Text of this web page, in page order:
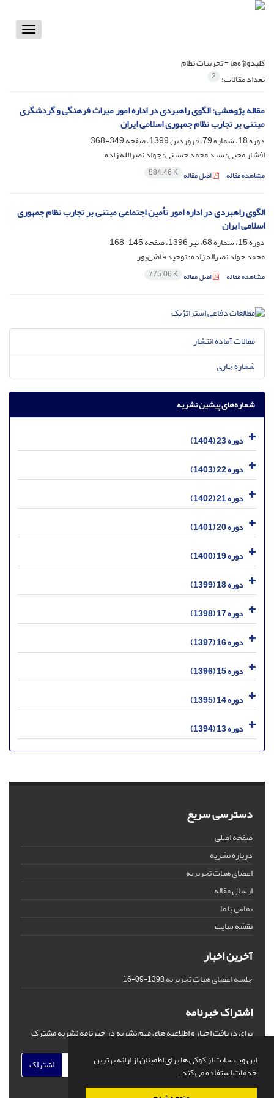
این وب سایت از کوکی ها برای اطمینان از ارائه بهترین
خدمات استفاده می کند.
Toggle
کلیدواژه‌ها =تجربیات نظام
تعداد مقالات: 2
مقاله پژوهشی: الگوی راهبردی در اداره امور میراث فرهنگی و گردشگری
مبتنی بر تجارب نظام جمهوری اسلامی ایران
دوره 18، شماره 79، فروردین 1399، صفحه
349-368
افشار محبی؛ سید محمد حسینی؛ جواد نصرالله زاده
مشاهده مقاله اصل مقاله 884.46 K
الگوی راهبردی در اداره امور تأمین اجتماعی مبتنی بر تجارب نظام جمهوری
اسلامی ایران
دوره 15، شماره 68، تیر 1396، صفحه
145-168
محمد جواد نصراله زاده؛ توحید قاضی‌پور
مشاهده مقاله اصل مقاله 775.06 K
مقالات آماده انتشار
شماره جاری
شماره‌های پیشین نشریه
دوره 23 (1404)
دوره 22 (1403)
دوره 21 (1402)
دوره 20 (1401)
دوره 19 (1400)
دوره 18 (1399)
دوره 17 (1398)
دوره 16 (1397)
دوره 15 (1396)
دوره 14 (1395)
دوره 13 (1394)
دسترسی سریع
صفحه اصلی
درباره نشریه
اعضای هیات تحریریه
ارسال مقاله
تماس با ما
نقشه سایت
آخرین اخبار
جلسه اعضای هیات تحریریه1398-09-16
اشتراک خبرنامه
برای دریافت اخبار و اطلاعیه های مهم نشریه در خبرنامه نشریه مشترک
اشتراک